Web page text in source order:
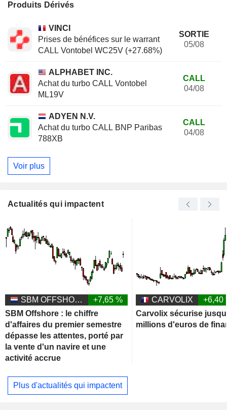
Produits Dérivés
VINCI
Prises de bénéfices sur le warrant
CALL Vontobel WC25V (+27.68%)
SORTIE
05/08
ALPHABET INC.
Achat du turbo CALL Vontobel
ML19V
CALL
04/08
ADYEN N.V.
Achat du turbo CALL BNP Paribas
788XB
CALL
04/08
Voir plus
Actualités qui impactent
SBM OFFSHORE N.V.
+7,65 %
SBM Offshore : le chiffre
d'affaires du premier semestre
dépasse les attentes, porté par
la vente d'un navire et une
activité accrue
CARVOLIX
+6,40
Carvolix sécurise
millions d'euros de
Plus d'actualités qui impactent